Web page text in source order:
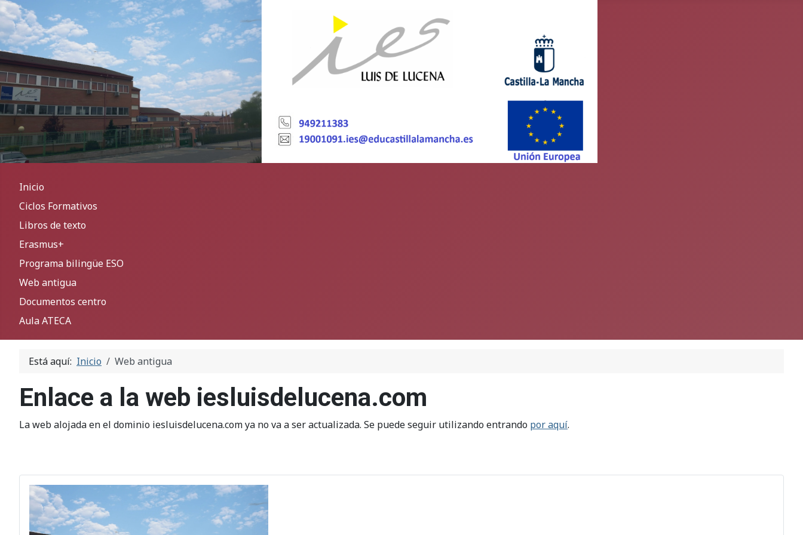
Inicio
Ciclos Formativos
Libros de texto
Erasmus+
Programa bilingüe ESO
Web antigua
Documentos centro
Aula ATECA
Está aquí: Inicio Web antigua
Enlace a la web iesluisdelucena.com
La web alojada en el dominio iesluisdelucena.com ya no va a ser actualizada. Se puede seguir utilizando entrando por aquí.